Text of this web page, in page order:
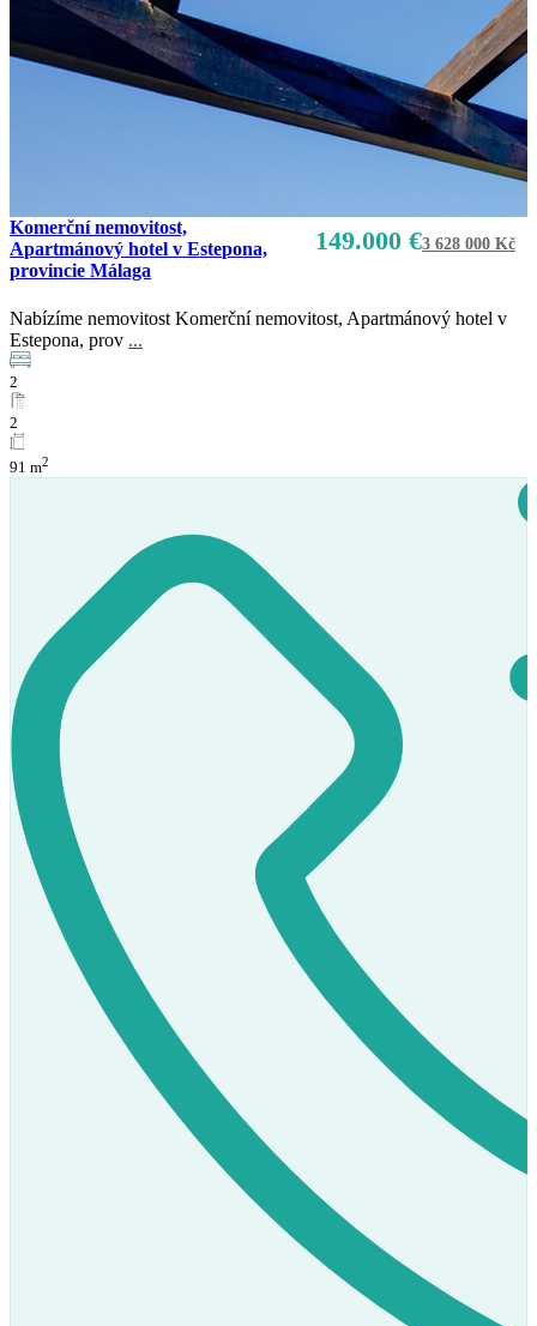
Prodej
149.000 €3 628 000 Kč
Komerční nemovitost,
Apartmánový hotel v Estepona,
provincie Málaga
Nabízíme nemovitost Komerční nemovitost, Apartmánový hotel v
Estepona, prov ...
2
2
91 m2